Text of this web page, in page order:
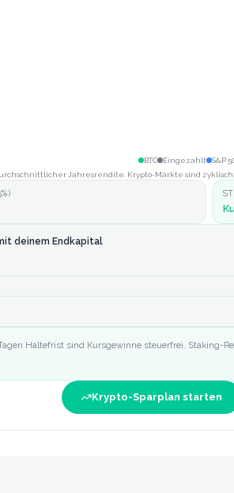
BTC Eingezahlt S&P
Jahresrendite. Krypto-Märkte sind
%)
deinem Endkapital
Haltefrist sind Kursgewinne steuerfrei. Staking-
Krypto-Sparplan starten